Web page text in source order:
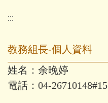
:::
教務組長-個人資料
姓名：余晚婷
電話：04-26710148#15